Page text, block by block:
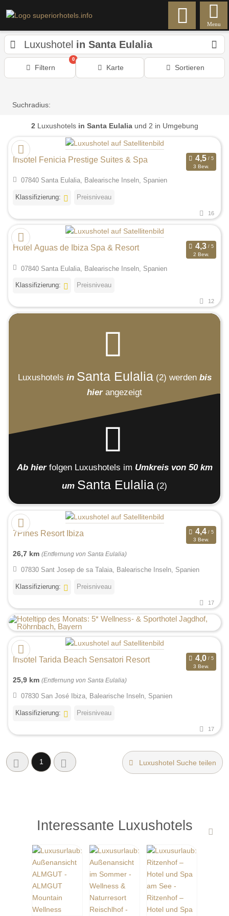
Menu
Luxushotel in Santa Eulalia
Filtern
0
Karte Sortieren
Suchradius:
2 Luxushotels in Santa Eulaliaund 2 in Umgebung
Insotel Fenicia Prestige Suites & Spa
3 Bew.
07840 Santa Eulalia, Balearische Inseln, Spanien
Klassifizierung: Preisniveau
16
Hotel Aguas de Ibiza Spa & Resort
2 Bew.
07840 Santa Eulalia, Balearische Inseln, Spanien
Klassifizierung: Preisniveau
12
Luxushotels in Santa Eulalia (2) werden bis
hierangezeigt
Ab hier folgen Luxushotels im Umkreis von 50 km
um Santa Eulalia (2)
7Pines Resort Ibiza
3 Bew.
26,7 km (Entfernung von Santa Eulalia)
07830 Sant Josep de sa Talaia, Balearische Inseln, Spanien
Klassifizierung: Preisniveau
17
Insotel Tarida Beach Sensatori Resort
3 Bew.
25,9 km (Entfernung von Santa Eulalia)
07830 San José Ibiza, Balearische Inseln, Spanien
Klassifizierung: Preisniveau
17
1 Luxushotel Suche teilen
Interessante Luxushotels